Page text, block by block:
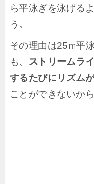
ら平泳ぎを泳げる
う。
その理由は25m平
も、
ストリームラ
するたびにリズム
ことができないか